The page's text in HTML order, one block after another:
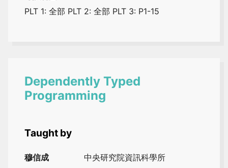
PLT 1: 全部 PLT 2: 全部 PLT 3: P1-15
Dependently Typed
Programming
Taught by
穆信成
中央研究院資訊科學所